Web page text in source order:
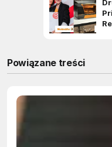
Powiązane treści